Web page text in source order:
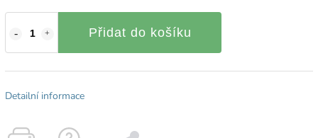
Přidat do košíku
Detailní informace